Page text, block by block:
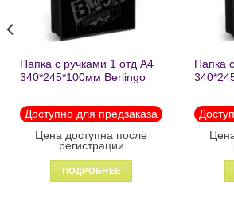
Папка с ручками 1 отд А4
340*245*100мм Berlingo
молнии1246
Доступно для предзаказа
Цена доступна после
регистрации
ПОДРОБНЕЕ
Папка